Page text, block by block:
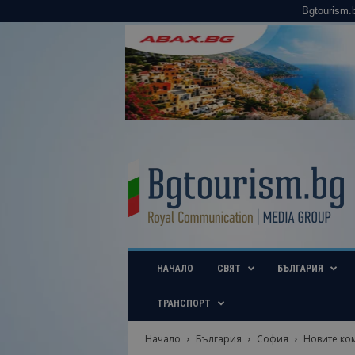
u
i
b
НАЧАЛО СВЯТ БЪЛГАРИЯ
ТРАНСПОРТ
Начало България София
Новите